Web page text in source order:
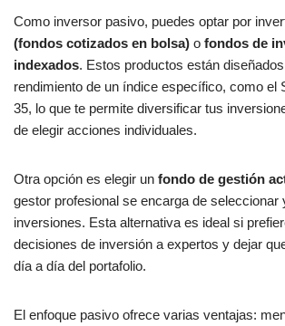
Como inversor pasivo, puedes optar por
(fondos cotizados en bolsa) o fondos de
indexados. Estos productos están
rendimiento de un índice específico, como el
35, lo que te permite diversificar tus
de elegir acciones individuales.
Otra opción es elegir un fondo de gestión
gestor profesional se encarga de seleccionar
inversiones. Esta alternativa es ideal si
decisiones de inversión a expertos y dejar
día a día del portafolio.
El enfoque pasivo ofrece varias ventajas: